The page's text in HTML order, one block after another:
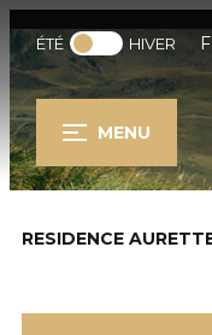
ÉTÉ HIVER
MENU
RESIDENCE